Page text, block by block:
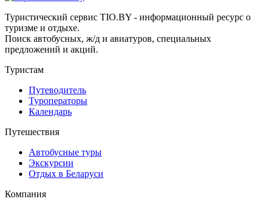
Туристический сервис TIO.BY - информационный ресурс о
туризме и отдыхе.
Поиск автобусных, ж/д и авиатуров, специальных
предложений и акций.
Туристам
Путеводитель
Туроператоры
Календарь
Путешествия
Автобусные туры
Экскурсии
Отдых в Беларуси
Компания